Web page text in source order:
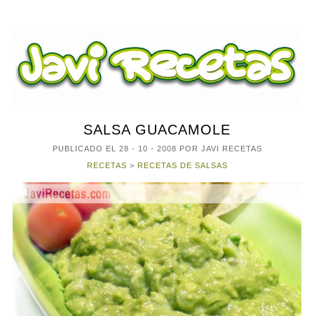
SALSA GUACAMOLE
PUBLICADO EL 28 - 10 - 2008 POR JAVI RECETAS
RECETAS > RECETAS DE SALSAS